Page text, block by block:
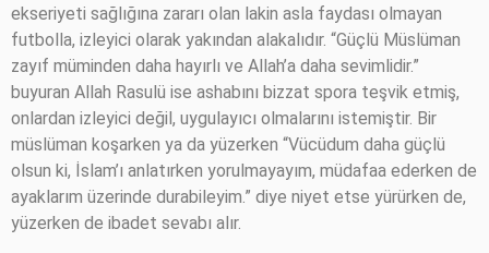
ekseriyeti sağlığına zararı olan lakin asla faydası olmayan
futbolla, izleyici olarak yakından alakalıdır. “Güçlü Müslüman
zayıf müminden daha hayırlı ve Allah’a daha sevimlidir.”
buyuran Allah Rasulü ise ashabını bizzat spora teşvik etmiş,
onlardan izleyici değil, uygulayıcı olmalarını istemiştir. Bir
müslüman koşarken ya da yüzerken “Vücüdum daha güçlü
olsun ki, İslam’ı anlatırken yorulmayayım, müdafaa ederken de
ayaklarım üzerinde durabileyim.” diye niyet etse yürürken de,
yüzerken de ibadet sevabı alır.